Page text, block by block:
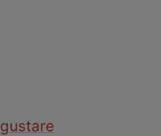
gustare